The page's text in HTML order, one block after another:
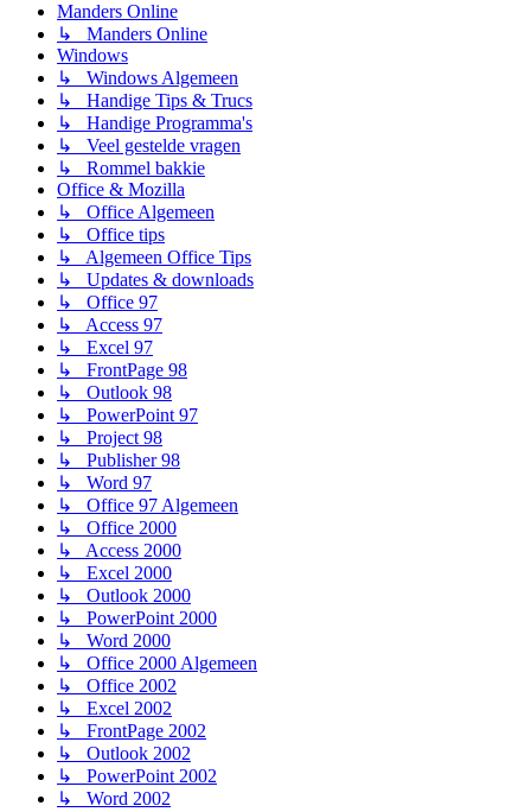
Manders Online
↳ Manders Online
Windows
↳ Windows Algemeen
↳ Handige Tips & Trucs
↳ Handige Programma's
↳ Veel gestelde vragen
↳ Rommel bakkie
Office & Mozilla
↳ Office Algemeen
↳ Office tips
↳ Algemeen Office Tips
↳ Updates & downloads
↳ Office 97
↳ Access 97
↳ Excel 97
↳ FrontPage 98
↳ Outlook 98
↳ PowerPoint 97
↳ Project 98
↳ Publisher 98
↳ Word 97
↳ Office 97 Algemeen
↳ Office 2000
↳ Access 2000
↳ Excel 2000
↳ Outlook 2000
↳ PowerPoint 2000
↳ Word 2000
↳ Office 2000 Algemeen
↳ Office 2002
↳ Excel 2002
↳ FrontPage 2002
↳ Outlook 2002
↳ PowerPoint 2002
↳ Word 2002